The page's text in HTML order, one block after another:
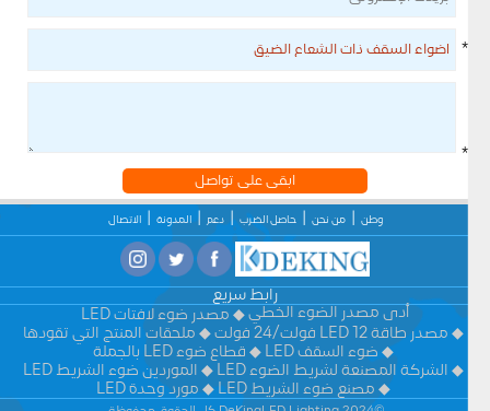
ابقى على تواصل
وطن من نحن حاصل الضرب دعم المدونة الاتصال
رابط سريع
أدى مصدر الضوء الخطي
مصدر ضوء لافتات LED
مصدر طاقة LED 12 فولت/24 فولت
ملحقات المنتج التي تقودها
ضوء السقف LED
قطاع ضوء LED بالجملة
الشركة المصنعة لشريط الضوء LED
الموردين ضوء الشريط LED
مصنع ضوء الشريط LED
مورد وحدة LED